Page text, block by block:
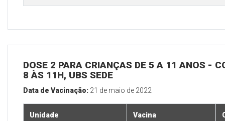
DOSE 2 PARA CRIANÇAS DE 5 A 11 ANOS -
8 ÀS 11H, UBS SEDE
Data de Vacinação: 21 de maio de 2022
Unidade Vacina